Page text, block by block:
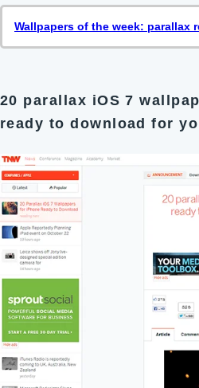
Wallpapers of the week: parallax
20 parallax iOS 7
ready to download for